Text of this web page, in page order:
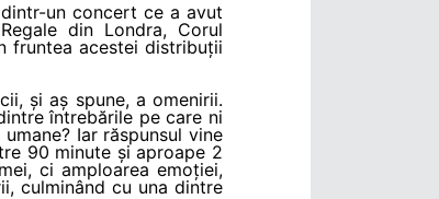
un concert ce a avut
din Londra, Corul
fruntea acestei distribuții
și aș spune, a omenirii.
întrebările pe care ni
Iar răspunsul vine
90 minute și aproape 2
ci amploarea emoției,
culminând cu una dintre